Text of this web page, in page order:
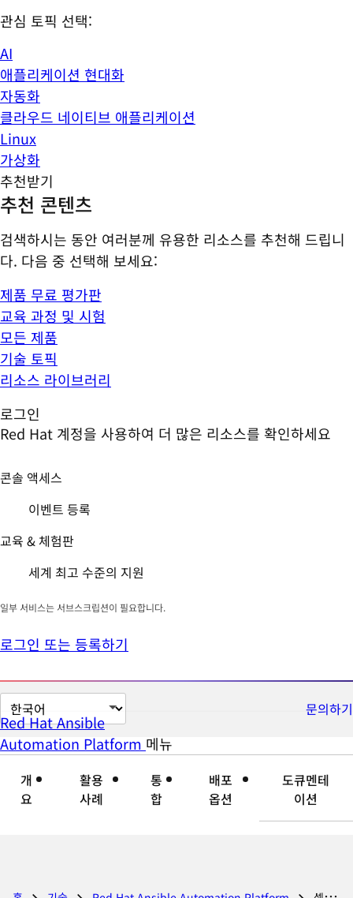
관심 토픽 선택:
AI
애플리케이션 현대화
자동화
클라우드 네이티브 애플리케이션
Linux
가상화
추천받기
추천 콘텐츠
검색하시는 동안 여러분께 유용한 리소스를 추천해 드립니
다. 다음 중 선택해 보세요:
제품 무료 평가판
교육 과정 및 시험
모든 제품
기술 토픽
리소스 라이브러리
로그인
Red Hat 계정을 사용하여 더 많은 리소스를 확인하세요
콘솔 액세스
이벤트 등록
교육 & 체험판
세계 최고 수준의 지원
일부 서비스는 서브스크립션이 필요합니다.
로그인 또는 등록하기
페
이
지
문의하기
Red Hat Ansible
Automation Platform 메뉴
개
요
활용
사례
통
합
배포
옵션
도큐멘테
이션